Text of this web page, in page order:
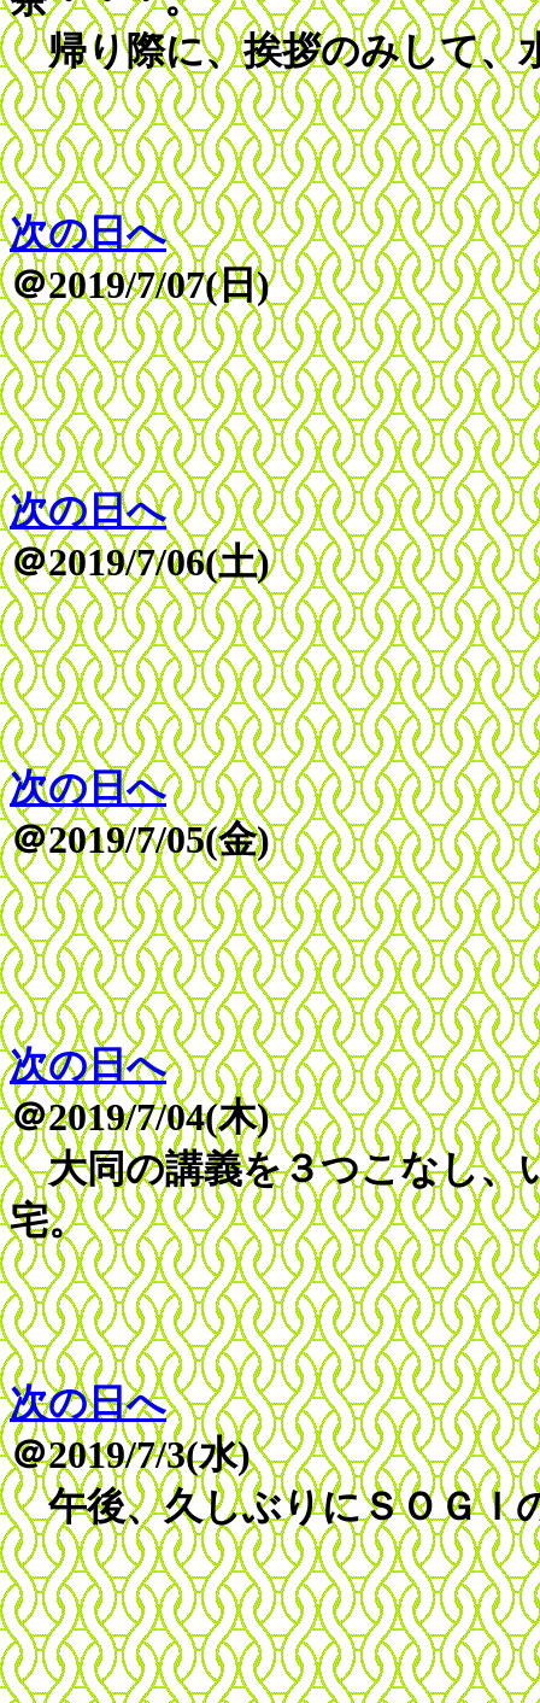
帰り際に、挨拶のみして、
次の日へ
＠2019/7/07(日)
次の日へ
＠2019/7/06(土)
次の日へ
＠2019/7/05(金)
次の日へ
＠2019/7/04(木)
大同の講義を３つこなし、
宅。
次の日へ
＠2019/7/3(水)
午後、久しぶりにＳＯＧＩ